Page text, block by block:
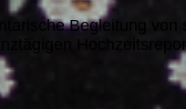
Begleitung von